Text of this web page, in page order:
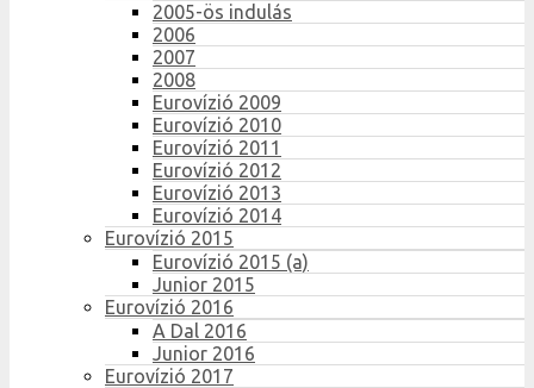
2005-ös indulás
2006
2007
2008
Eurovízió 2009
Eurovízió 2010
Eurovízió 2011
Eurovízió 2012
Eurovízió 2013
Eurovízió 2014
Eurovízió 2015
Eurovízió 2015 (a)
Junior 2015
Eurovízió 2016
A Dal 2016
Junior 2016
Eurovízió 2017